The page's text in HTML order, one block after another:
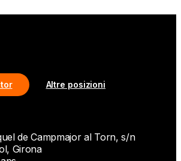
Altre posizioni
de Campmajor al Torn, s/n
Girona